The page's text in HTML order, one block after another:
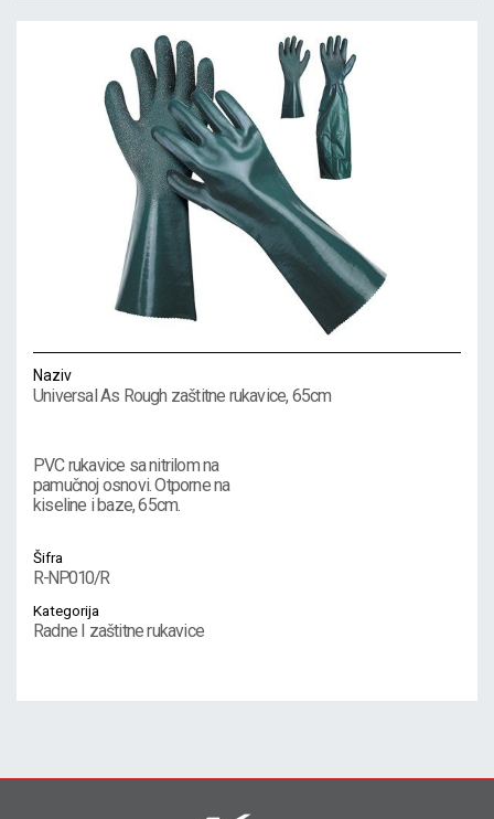
Naziv
Universal As Rough zaštitne rukavice, 65cm
PVC rukavice sa nitrilom na
pamučnoj osnovi. Otporne na
kiseline i baze, 65cm.
Šifra
R-NP010/R
Kategorija
Radne I zaštitne rukavice